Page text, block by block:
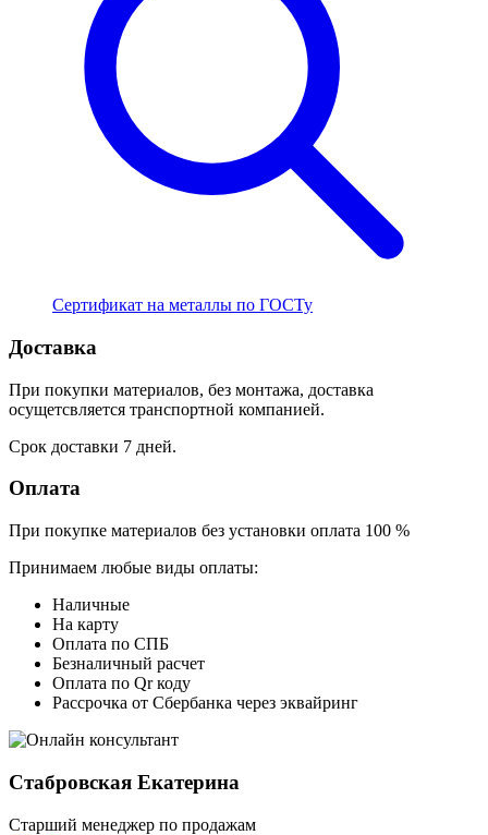
Сертификат на металлы по ГОСТу
Доставка
При покупки материалов, без монтажа, доставка
осущетсвляется транспортной компанией.
Срок доставки 7 дней.
Оплата
При покупке материалов без установки оплата 100 %
Принимаем любые виды оплаты:
Наличные
На карту
Оплата по СПБ
Безналичный расчет
Оплата по Qr коду
Рассрочка от Сбербанка через эквайринг
Стабровская Екатерина
Старший менеджер по продажам